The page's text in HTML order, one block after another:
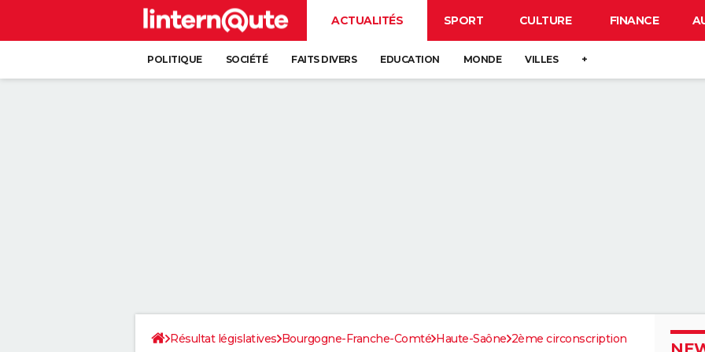
ACTUALITÉS SPORT CULTURE FINANCE
POLITIQUE SOCIÉTÉ FAITS DIVERS EDUCATION MONDE VILLES +
Résultat législatives Bourgogne-Franche-Comté Haute-Saône 2ème circonscription